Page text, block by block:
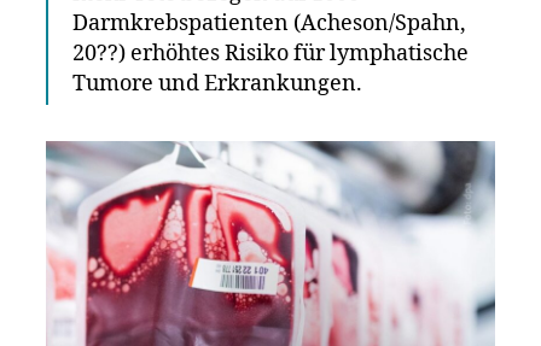
Darmkrebspatienten (Acheson/Spahn,
20??) erhöhtes Risiko für lymphatische
Tumore und Erkrankungen.